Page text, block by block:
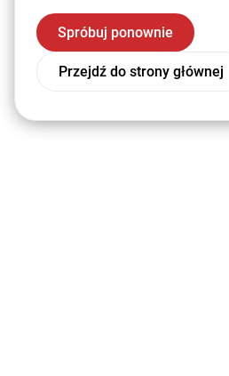
Spróbuj ponownie
Przejdź do strony głównej